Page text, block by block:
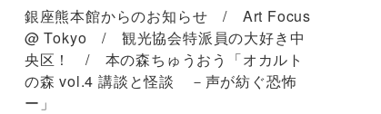
銀座熊本館からのお知らせ / Art Focus
@ Tokyo / 観光協会特派員の大好き中
央区！ / 本の森ちゅうおう「オカルト
の森 vol.4 講談と怪談 －声が紡ぐ恐怖
ー」